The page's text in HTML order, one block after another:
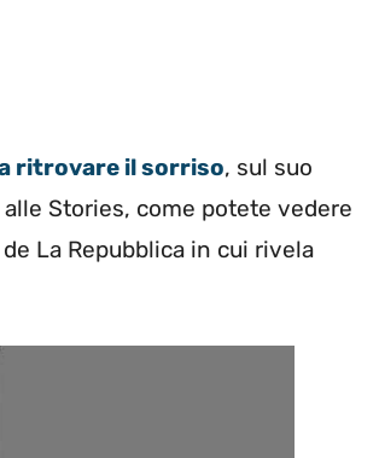
ritrovare il sorriso, sul suo
Stories, come potete vedere
La Repubblica in cui rivela